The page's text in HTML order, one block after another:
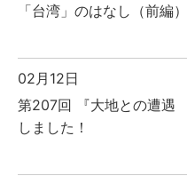
「台湾」のはなし（前編）
02月12日
第207回 『大地との遭遇
しました！